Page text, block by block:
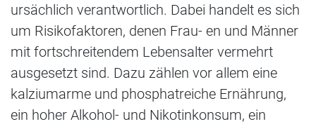
ursächlich verantwortlich. Dabei handelt es sich
um Risikofaktoren, denen Frau- en und Männer
mit fortschreitendem Lebensalter vermehrt
ausgesetzt sind. Dazu zählen vor allem eine
kalziumarme und phosphatreiche Ernährung,
ein hoher Alkohol- und Nikotinkonsum, ein